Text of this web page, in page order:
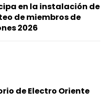
en la instalación de
de miembros de
2026
de Electro Oriente